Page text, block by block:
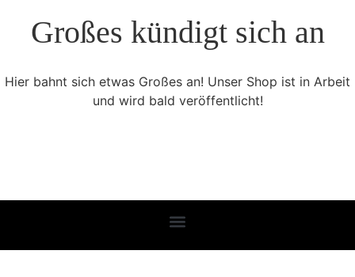
Großes kündigt sich an
Hier bahnt sich etwas Großes an! Unser Shop ist in Arbeit
und wird bald veröffentlicht!